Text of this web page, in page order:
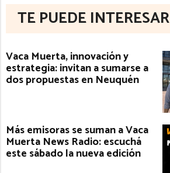
TE PUEDE INTERESAR
Vaca Muerta, innovación y
estrategia: invitan a sumarse a
dos propuestas en Neuquén
Más emisoras se suman a Vaca
Muerta News Radio: escuchá
este sábado la nueva edición